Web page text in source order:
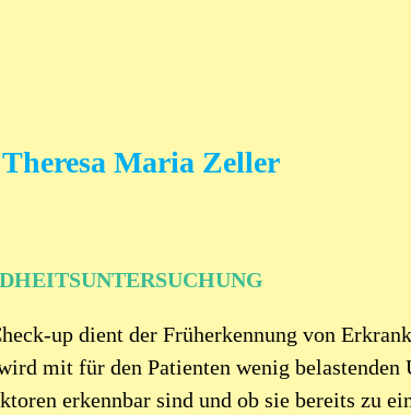
Maria Zeller
up dient der Früherkennung von
mit für den Patienten wenig belastenden
erkennbar sind und ob sie bereits zu